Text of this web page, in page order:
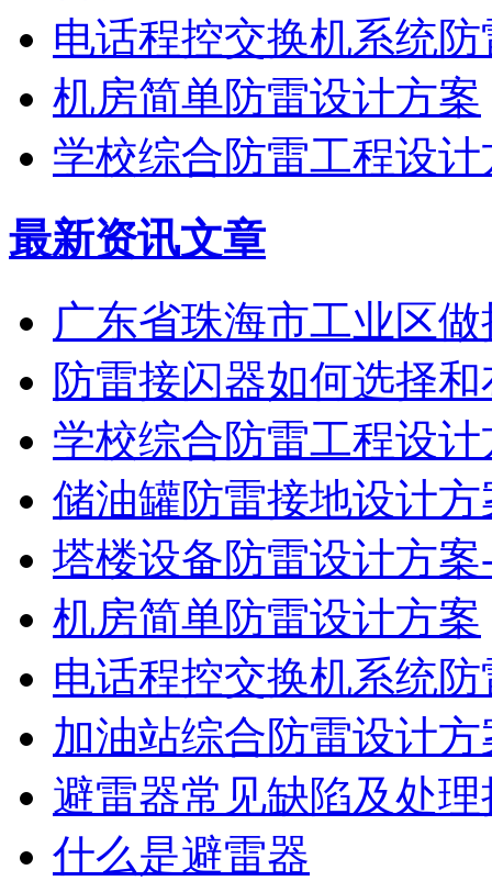
电话程控交换机系统
机房简单防雷设计方案
学校综合防雷工程设计
最新资讯文章
广东省珠海市工业区
防雷接闪器如何选择
学校综合防雷工程设计
储油罐防雷接地设计方
塔楼设备防雷设计方
机房简单防雷设计方案
电话程控交换机系统
加油站综合防雷设计方
避雷器常见缺陷及处理
什么是避雷器